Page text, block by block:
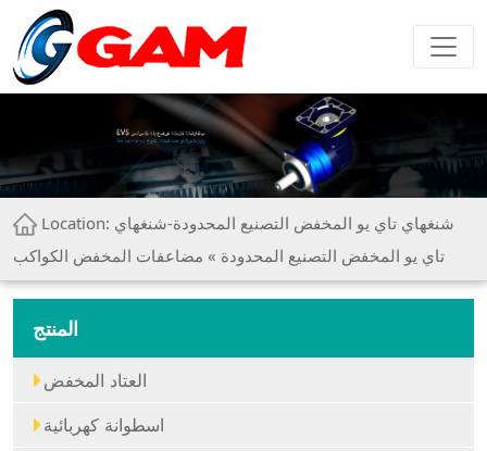
Location: شنغهاي تاي يو المخفض التصنيع المحدودة-شنغهاي
تاي يو المخفض التصنيع المحدودة » مضاعفات المخفض الكواكب
المنتج
العتاد المخفض
اسطوانة كهربائية